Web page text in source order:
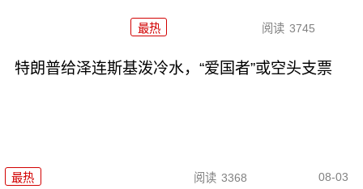
最热 阅读 3745
特朗普给泽连斯基泼冷水，“爱国者”或空头支票
最热 阅读 3368 08-03